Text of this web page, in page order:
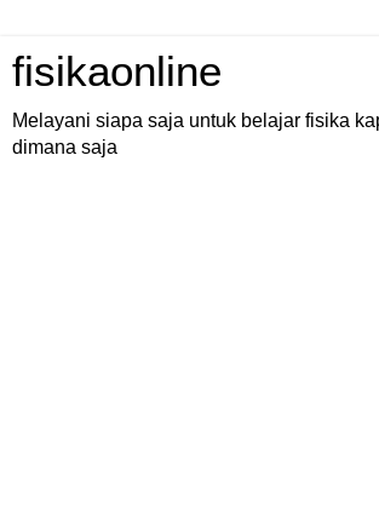
fisikaonline
Melayani siapa saja untuk belajar fisika
dimana saja